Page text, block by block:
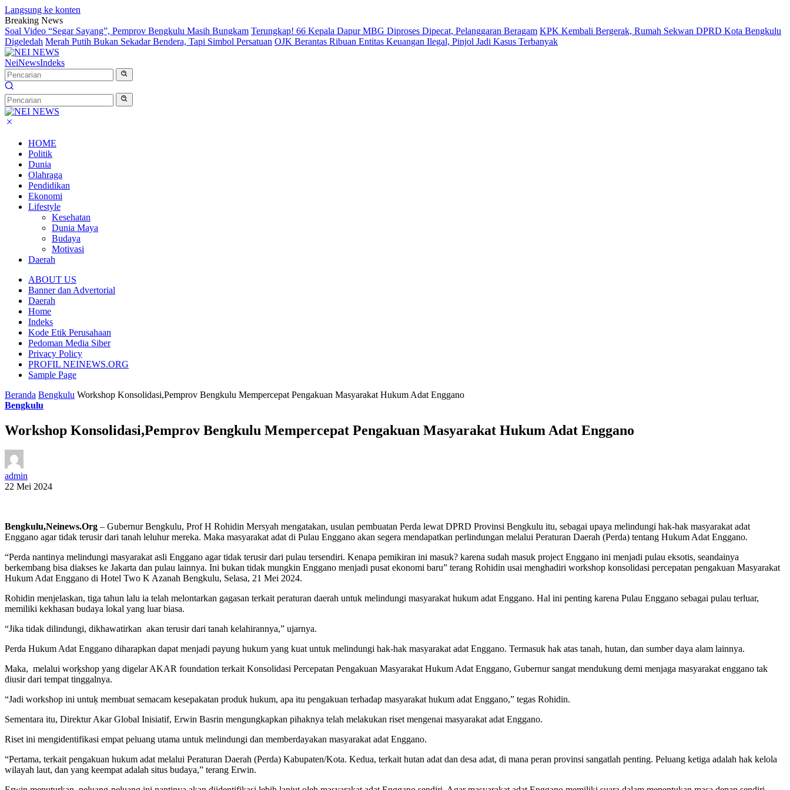
Langsung ke konten
Breaking News
Soal Video “Segar Sayang”, Pemprov Bengkulu Masih Bungkam Terungkap! 66 Kepala Dapur MBG Diproses Dipecat, Pelanggaran Beragam KPK Kembali Bergerak, Rumah Sekwan DPRD Kota Bengkulu
Digeledah Merah Putih Bukan Sekadar Bendera, Tapi Simbol Persatuan OJK Berantas Ribuan Entitas Keuangan Ilegal, Pinjol Jadi Kasus Terbanyak
NeiNewsIndeks
HOME
Politik
Dunia
Olahraga
Pendidikan
Ekonomi
Lifestyle
Kesehatan
Dunia Maya
Budaya
Motivasi
Daerah
ABOUT US
Banner dan Advertorial
Daerah
Home
Indeks
Kode Etik Perusahaan
Pedoman Media Siber
Privacy Policy
PROFIL NEINEWS.ORG
Sample Page
Beranda Bengkulu Workshop Konsolidasi,Pemprov Bengkulu Mempercepat Pengakuan Masyarakat Hukum Adat Enggano
Bengkulu
Workshop Konsolidasi,Pemprov Bengkulu Mempercepat Pengakuan Masyarakat Hukum Adat Enggano
admin
22 Mei 2024
Bengkulu,Neinews.Org – Gubernur Bengkulu, Prof H Rohidin Mersyah mengatakan, usulan pembuatan Perda lewat DPRD Provinsi Bengkulu itu, sebagai upaya melindungi hak-hak masyarakat adat
Enggano agar tidak terusir dari tanah leluhur mereka. Maka masyarakat adat di Pulau Enggano akan segera mendapatkan perlindungan melalui Peraturan Daerah (Perda) tentang Hukum Adat Enggano.
“Perda nantinya melindungi masyarakat asli Enggano agar tidak terusir dari pulau tersendiri. Kenapa pemikiran ini masuk? karena sudah masuk project Enggano ini menjadi pulau eksotis, seandainya
berkembang bisa diakses ke Jakarta dan pulau lainnya. Ini bukan tidak mungkin Enggano menjadi pusat ekonomi baru” terang Rohidin usai menghadiri workshop konsolidasi percepatan pengakuan Masyarakat
Hukum Adat Enggano di Hotel Two K Azanah Bengkulu, Selasa, 21 Mei 2024.
Rohidin menjelaskan, tiga tahun lalu ia telah melontarkan gagasan terkait peraturan daerah untuk melindungi masyarakat hukum adat Enggano. Hal ini penting karena Pulau Enggano sebagai pulau terluar,
memiliki kekhasan budaya lokal yang luar biasa.
“Jika tidak dilindungi, dikhawatirkan akan terusir dari tanah kelahirannya,” ujarnya.
Perda Hukum Adat Enggano diharapkan dapat menjadi payung hukum yang kuat untuk melindungi hak-hak masyarakat adat Enggano. Termasuk hak atas tanah, hutan, dan sumber daya alam lainnya.
Maka, melalui worķshop yang digelar AKAR foundation terkait Konsolidasi Percepatan Pengakuan Masyarakat Hukum Adat Enggano, Gubernur sangat mendukung demi menjaga masyarakat enggano tak
diusir dari tempat tinggalnya.
“Jadi workshop ini untuķ membuat semacam kesepakatan produk hukum, apa itu pengakuan terhadap masyarakat hukum adat Enggano,” tegas Rohidin.
Sementara itu, Direktur Akar Global Inisiatif, Erwin Basrin mengungkapkan pihaknya telah melakukan riset mengenai masyarakat adat Enggano.
Riset ini mengidentifikasi empat peluang utama untuk melindungi dan memberdayakan masyarakat adat Enggano.
“Pertama, terkait pengakuan hukum adat melalui Peraturan Daerah (Perda) Kabupaten/Kota. Kedua, terkait hutan adat dan desa adat, di mana peran provinsi sangatlah penting. Peluang ketiga adalah hak kelola
wilayah laut, dan yang keempat adalah situs budaya,” terang Erwin.